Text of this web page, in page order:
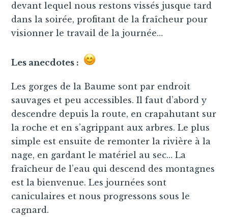
devant lequel nous restons vissés jusque tard
dans la soirée, profitant de la fraîcheur pour
visionner le travail de la journée…
Les anecdotes :
Les gorges de la Baume sont par endroit
sauvages et peu accessibles. Il faut d’abord y
descendre depuis la route, en crapahutant sur
la roche et en s’agrippant aux arbres. Le plus
simple est ensuite de remonter la rivière à la
nage, en gardant le matériel au sec… La
fraîcheur de l’eau qui descend des montagnes
est la bienvenue. Les journées sont
caniculaires et nous progressons sous le
cagnard.